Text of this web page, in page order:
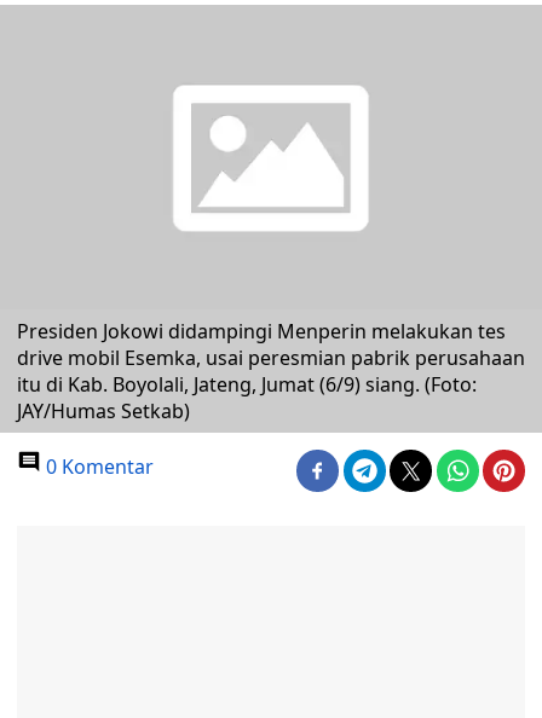
Presiden Jokowi didampingi Menperin melakukan tes
drive mobil Esemka, usai peresmian pabrik perusahaan
itu di Kab. Boyolali, Jateng, Jumat (6/9) siang. (Foto:
JAY/Humas Setkab)
0 Komentar